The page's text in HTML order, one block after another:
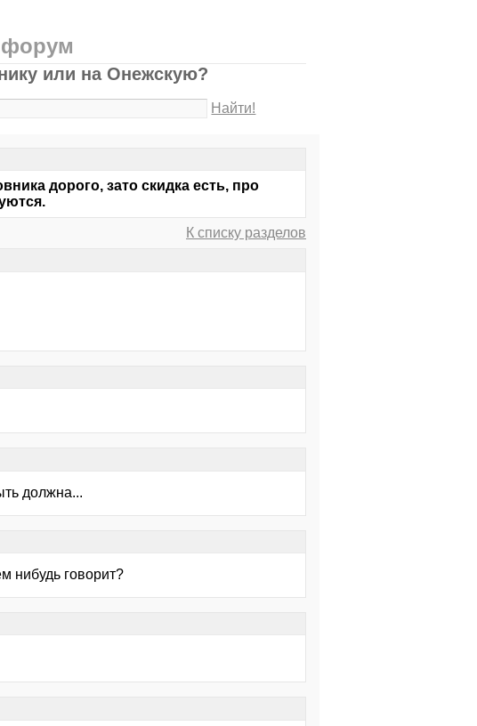
или на Онежскую?
Найти!
дорого, зато скидка есть, про
К списку разделов
должна...
нибудь говорит?